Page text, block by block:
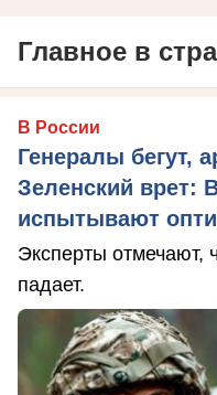
Главное в
В России
Генералы бегут,
Зеленский врет:
испытывают
Эксперты отмечают,
падает.